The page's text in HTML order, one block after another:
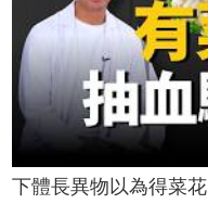
下體長異物以為得菜